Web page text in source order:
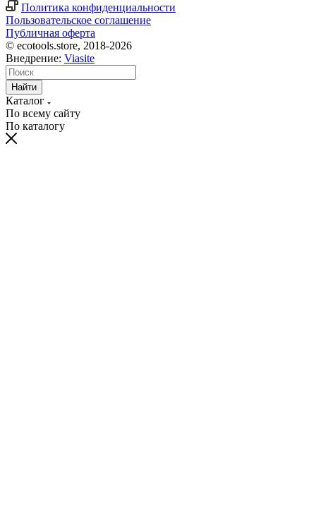
Политика конфиденциальности
Пользовательское соглашение
Публичная оферта
© ecotools.store, 2018-2026
Внедрение: Viasite
Найти
Каталог
По всему сайту
По каталогу